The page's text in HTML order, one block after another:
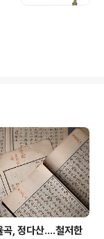
곡, 정다산....철저한